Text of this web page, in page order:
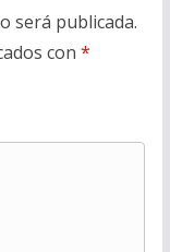
será publicada.
con *